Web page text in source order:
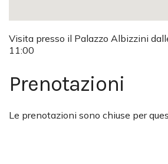
Visita presso il Palazzo Albizzini
11:00
Prenotazioni
Le prenotazioni sono chiuse per